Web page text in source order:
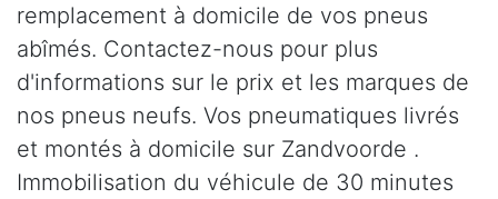
remplacement à domicile de vos pneus
abîmés. Contactez-nous pour plus
d'informations sur le prix et les marques de
nos pneus neufs. Vos pneumatiques livrés
et montés à domicile sur Zandvoorde .
Immobilisation du véhicule de 30 minutes